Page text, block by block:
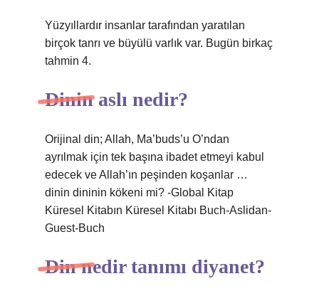
Yüzyıllardır insanlar tarafından yaratılan
birçok tanrı ve büyülü varlık var. Bugün birkaç
tahmin 4.
Dinin aslı nedir?
Orijinal din; Allah, Ma’buds’u O’ndan
ayrılmak için tek başına ibadet etmeyi kabul
edecek ve Allah’ın peşinden koşanlar …
dinin dininin kökeni mi? -Global Kitap
Küresel Kitabın Küresel Kitabı Buch-Aslidan-
Guest-Buch
Din nedir tanımı diyanet?